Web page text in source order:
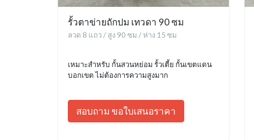
รั้วตาข่ายถักปม เทวดา 90 ซม
ลวด 8 แถว / สูง 90 ซม / ห่าง 15 ซม
เหมาะสำหรับ กั้นสวนหย่อม รั้วเตี้ย กั้นเขตแดน
บอกเขต ไม่ต้องการความสูงมาก
สอบถาม ขอใบเสนอราคา